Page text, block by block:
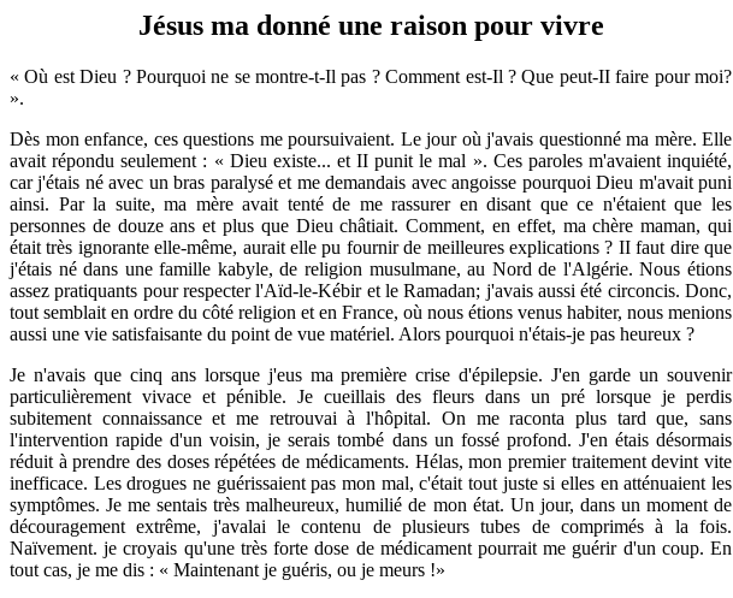
Jésus ma donné une raison pour vivre
« Où est Dieu ? Pourquoi ne se montre-t-Il pas ? Comment est-Il ? Que peut-II faire pour moi?
».
Dès mon enfance, ces questions me poursuivaient. Le jour où j'avais questionné ma mère. Elle
avait répondu seulement : « Dieu existe... et II punit le mal ». Ces paroles m'avaient inquiété,
car j'étais né avec un bras paralysé et me demandais avec angoisse pourquoi Dieu m'avait puni
ainsi. Par la suite, ma mère avait tenté de me rassurer en disant que ce n'étaient que les
personnes de douze ans et plus que Dieu châtiait. Comment, en effet, ma chère maman, qui
était très ignorante elle-même, aurait elle pu fournir de meilleures explications ? II faut dire que
j'étais né dans une famille kabyle, de religion musulmane, au Nord de l'Algérie. Nous étions
assez pratiquants pour respecter l'Aïd-le-Kébir et le Ramadan; j'avais aussi été circoncis. Donc,
tout semblait en ordre du côté religion et en France, où nous étions venus habiter, nous menions
aussi une vie satisfaisante du point de vue matériel. Alors pourquoi n'étais-je pas heureux ?
Je n'avais que cinq ans lorsque j'eus ma première crise d'épilepsie. J'en garde un souvenir
particulièrement vivace et pénible. Je cueillais des fleurs dans un pré lorsque je perdis
subitement connaissance et me retrouvai à l'hôpital. On me raconta plus tard que, sans
l'intervention rapide d'un voisin, je serais tombé dans un fossé profond. J'en étais désormais
réduit à prendre des doses répétées de médicaments. Hélas, mon premier traitement devint vite
inefficace. Les drogues ne guérissaient pas mon mal, c'était tout juste si elles en atténuaient les
symptômes. Je me sentais très malheureux, humilié de mon état. Un jour, dans un moment de
découragement extrême, j'avalai le contenu de plusieurs tubes de comprimés à la fois.
Naïvement. je croyais qu'une très forte dose de médicament pourrait me guérir d'un coup. En
tout cas, je me dis : « Maintenant je guéris, ou je meurs !»